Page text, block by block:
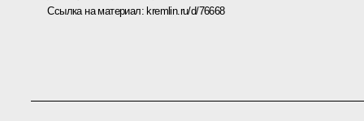
Ссылка на материал: kremlin.ru/d/76668